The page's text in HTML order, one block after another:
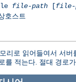
file-path[file-
호스트
리로 읽어들여서 서
를 적는다. 절대 경로